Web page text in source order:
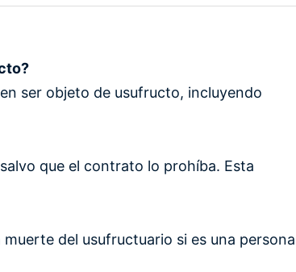
ser objeto de usufructo, incluyendo
que el contrato lo prohíba. Esta
del usufructuario si es una persona